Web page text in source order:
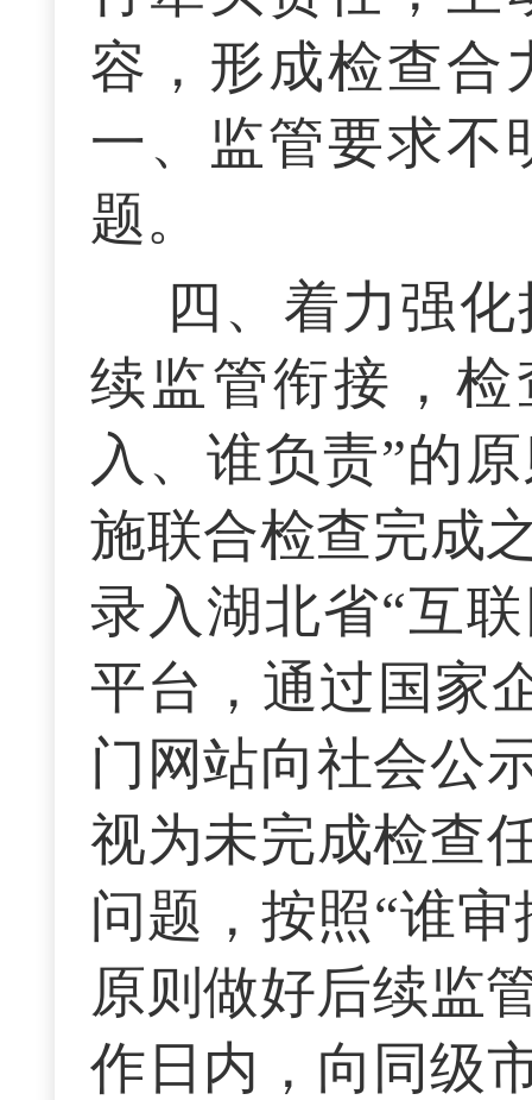
容，形成检查合
一、监管要求不
题。
四、着力强
续监管衔接，
入、谁负责”的
施联合检查完成
录入湖北省“互
平台，通过国家
门网站向社会公
视为未完成检查
问题，按照“谁
原则做好后续监
作日内，向同级